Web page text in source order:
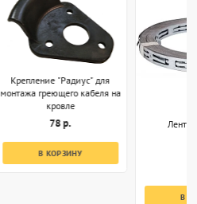
Крепление "Радиус" для
монтажа греющего кабеля на
кровле
78 р.
В КОРЗИНУ
Лента
В